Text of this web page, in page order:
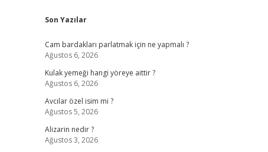
Sidebar
Son Yazılar
Cam bardakları parlatmak için ne yapmalı ?
Ağustos 6, 2026
Kulak yemeği hangi yöreye aittir ?
Ağustos 6, 2026
Avcılar özel isim mi ?
Ağustos 5, 2026
Alizarin nedir ?
Ağustos 3, 2026